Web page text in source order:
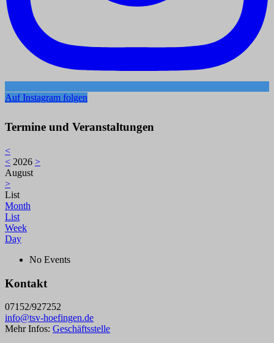
Auf Instagram folgen
Termine und Veranstaltungen
<
< 2026 >
August
>
List
Month
List
Week
Day
No Events
Kontakt
07152/927252
info@tsv-hoefingen.de
Mehr Infos: Geschäftsstelle